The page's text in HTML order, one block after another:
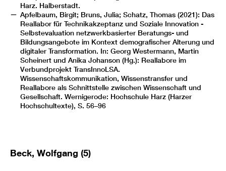
Harz. Halberstadt.
Apfelbaum, Birgit; Bruns, Julia; Schatz, Thomas (2021): Das
Reallabor für Technikakzeptanz und Soziale Innovation -
Selbstevaluation netzwerkbasierter Beratungs- und
Bildungsangebote im Kontext demografischer Alterung und
digitaler Transformation. In: Georg Westermann, Martin
Scheinert und Anika Johanson (Hg.): Reallabore im
Verbundprojekt TransInnoLSA.
Wissenschaftskommunikation, Wissenstransfer und
Reallabore als Schnittstelle zwischen Wissenschaft und
Gesellschaft. Wernigerode: Hochschule Harz (Harzer
Hochschultexte), S. 56–96
Beck, Wolfgang (5)